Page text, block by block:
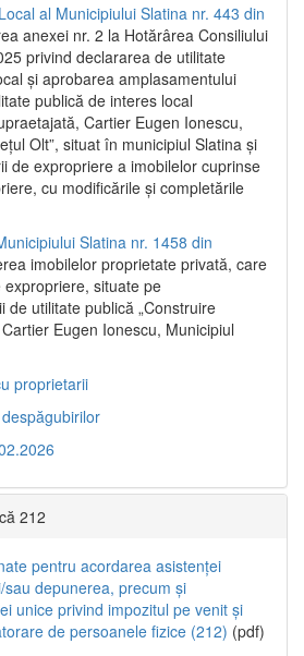
al Municipiului Slatina nr. 443 din
anexei nr. 2 la Hotărârea Consiliului
privind declararea de utilitate
şi aprobarea amplasamentului
publică de interes local
Cartier Eugen Ionescu,
Olt”, situat în municipiul Slatina şi
de expropriere a imobilelor cuprinse
cu modificările şi completările
Slatina nr. 1458 din
imobilelor proprietate privată, care
situate pe
de utilitate publică „Construire
Eugen Ionescu, Municipiul
proprietarii
212
pentru acordarea asistenței
depunerea, precum și
unice privind impozitul pe venit și
de persoanele fizice (212) (pdf)